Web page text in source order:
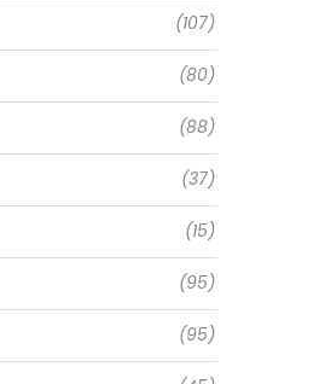
(107)
(80)
(88)
(37)
(15)
(95)
(95)